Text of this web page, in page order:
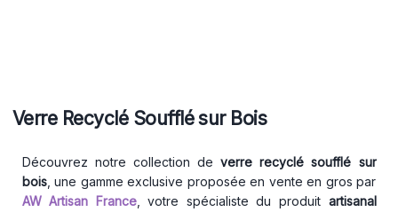
Verre Recyclé Soufflé sur Bois
Découvrez notre collection deverre recyclé soufflé sur
bois, une gamme exclusive proposée en vente en gros par
AW Artisan France, votre spécialiste du produit artisanal